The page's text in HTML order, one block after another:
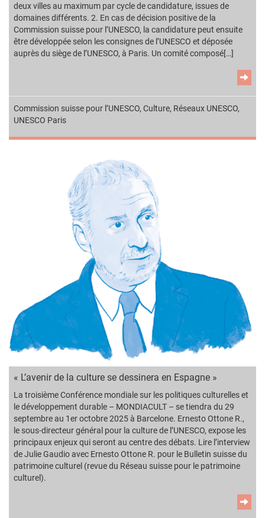
deux villes au maximum par cycle de candidature, issues de
domaines différents. 2. En cas de décision positive de la
Commission suisse pour l’UNESCO, la candidature peut ensuite
être développée selon les consignes de l’UNESCO et déposée
auprès du siège de l’UNESCO, à Paris. Un comité composé[…]
Commission suisse pour l’UNESCO, Culture, Réseaux UNESCO,
UNESCO Paris
« L’avenir de la culture se dessinera en Espagne »
La troisième Conférence mondiale sur les politiques culturelles et
le développement durable – MONDIACULT – se tiendra du 29
septembre au 1er octobre 2025 à Barcelone. Ernesto Ottone R.,
le sous-directeur général pour la culture de l’UNESCO, expose les
principaux enjeux qui seront au centre des débats. Lire l’interview
de Julie Gaudio avec Ernesto Ottone R. pour le Bulletin suisse du
patrimoine culturel (revue du Réseau suisse pour le patrimoine
culturel).